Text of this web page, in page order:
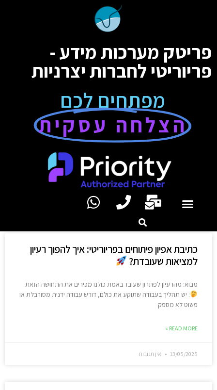
פריטק מערכות מידע -
פריוריטי לחברות יצרניות
מפתחים לכם
הצלחה עסקית
כתיבת אפיון פיתוחים בפריוריטי: איך להפוך רעיון
למציאות שעובדת?
מבוא: מהרעיון לפתרון שעובד באמת כולנו מכירים את התחושה הזאת
: יש תהליך בעבודה שתוקע את כולם, דורש עבודה ידנית מסורבלת או
פשוט לא מספק
READ MORE »
13/05/2025 אין תגובות